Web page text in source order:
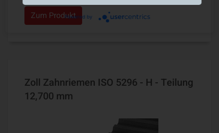
Zum Produkt
Zoll Zahnriemen ISO 5296 - H - Teilung
12,700 mm
Powered by